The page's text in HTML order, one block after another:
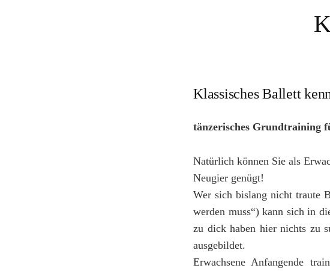
Klassisches Ballett
tänzerisches Grundtraining
Natürlich können Sie als
Neugier genügt!
Wer sich bislang nicht traute
werden muss“) kann sich in
zu dick haben hier nichts zu
ausgebildet.
Erwachsene Anfangende